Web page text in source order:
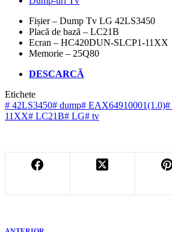
Fișier – Dump Tv LG 42LS3450
Placă de bază – LC21B
Ecran – HC420DUN-SLCP1-11XX
Memorie – 25Q80
DESCARCĂ
Etichete
# 42LS3450# dump# EAX64910001(1.0)#
11XX# LC21B# LG# tv